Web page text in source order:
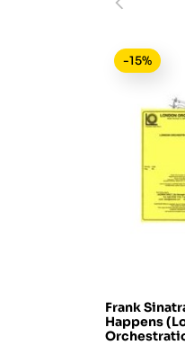
Frank
Happens
-15%